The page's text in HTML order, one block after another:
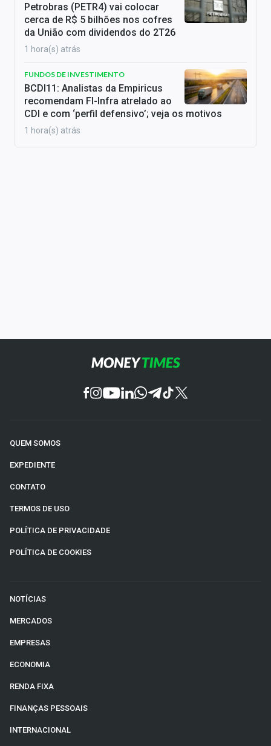
Petrobras (PETR4) vai colocar
cerca de R$ 5 bilhões nos cofres
da União com dividendos do 2T26
1 hora(s) atrás
FUNDOS DE INVESTIMENTO
BCDI11: Analistas da Empiricus
recomendam FI-Infra atrelado ao
CDI e com ‘perfil defensivo’; veja os motivos
1 hora(s) atrás
QUEM SOMOS
EXPEDIENTE
CONTATO
TERMOS DE USO
POLÍTICA DE PRIVACIDADE
POLÍTICA DE COOKIES
NOTÍCIAS
MERCADOS
EMPRESAS
ECONOMIA
RENDA FIXA
FINANÇAS PESSOAIS
INTERNACIONAL